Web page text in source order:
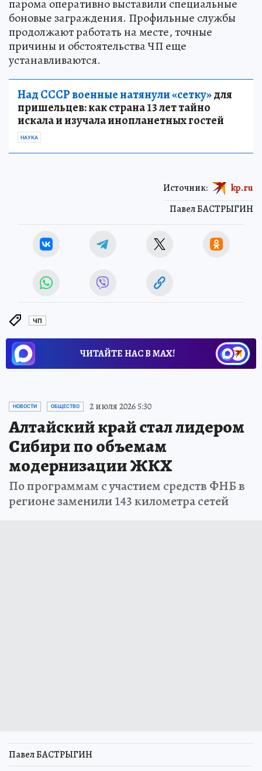
парома оперативно выставили специальные
боновые заграждения. Профильные службы
продолжают работать на месте, точные
причины и обстоятельства ЧП еще
устанавливаются.
Над СССР военные натянули «сетку»для
пришельцев: как страна 13 лет тайно
искала и изучала инопланетных гостей
НАУКА
Павел БАСТРЫГИН
Источник: kp.ru
ЧП
ЧИТАЙТЕ НАС В МАХ!
НОВОСТИ ОБЩЕСТВО 2 июля 2026 5:30
Алтайский край стал лидером
Сибири по объемам
модернизации ЖКХ
По программам с участием средств ФНБ в
регионе заменили 143 километра сетей
Павел БАСТРЫГИН